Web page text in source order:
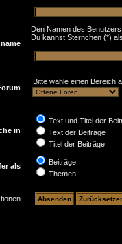
Den Namen des
Du kannst Sternchen (*)
Bitte wähle einen Bereich
in
Text und Titel der
Text der Beiträge
Titel der Beiträge
als
Beiträge
Themen